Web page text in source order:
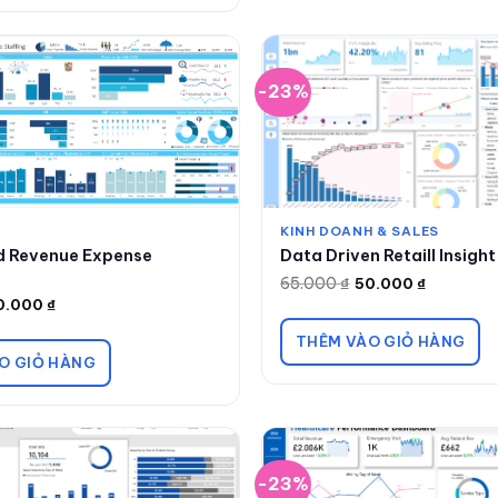
Expense
₫
GIỎ HÀNG
-23%
KINH DOANH & SALES
Data Driven Retaill Insight
65.000₫
Giá
là:
65.000 ₫.
50.000 ₫
Giá
tại
50.000 ₫.
THÊM VÀO GIỎ HÀNG
-23%